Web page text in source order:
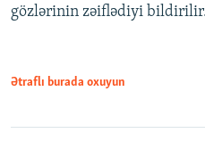
gözlərinin zəiflədiyi
Ətraflı burada oxuyun